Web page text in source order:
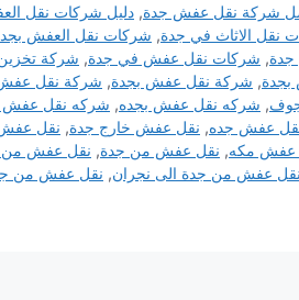
شركة نقل عفش جدة, دليل شركات نقل
نقل الاثاث في جدة, شركات نقل العفش
, شركات نقل عفش في جدة, شركة
, شركة نقل عفش بجدة, شركة نقل
, شركه نقل عفش بجده, شركه نقل عفش
عفش جده, نقل عفش خارج جدة, نقل
عفش مكه, نقل عفش من جدة, نقل عفش من
نقل عفش من جدة الى نجران, نقل عفش من